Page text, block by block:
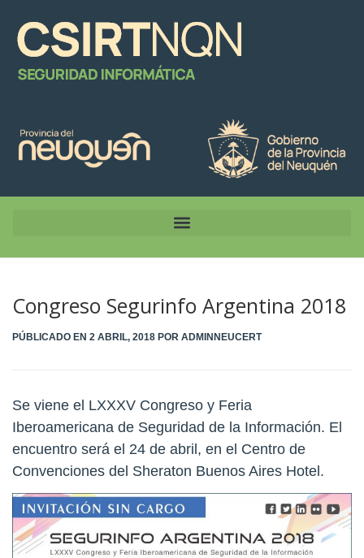
Congreso Segurinfo Argentina 2018
PÚBLICADO EN 2 ABRIL, 2018 POR ADMINNEUCERT
Se viene el LXXXV Congreso y Feria
Iberoamericana de Seguridad de la Información. El
encuentro será el 24 de abril, en el Centro de
Convenciones del Sheraton Buenos Aires Hotel.